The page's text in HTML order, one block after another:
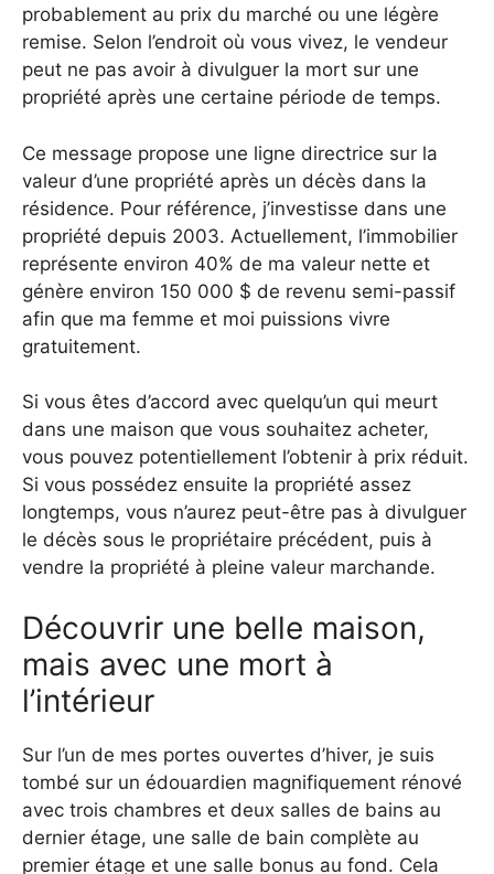
probablement au prix du marché ou une légère
remise. Selon l’endroit où vous vivez, le vendeur
peut ne pas avoir à divulguer la mort sur une
propriété après une certaine période de temps.
Ce message propose une ligne directrice sur la
valeur d’une propriété après un décès dans la
résidence. Pour référence, j’investisse dans une
propriété depuis 2003. Actuellement, l’immobilier
représente environ 40% de ma valeur nette et
génère environ 150 000 $ de revenu semi-passif
afin que ma femme et moi puissions vivre
gratuitement.
Si vous êtes d’accord avec quelqu’un qui meurt
dans une maison que vous souhaitez acheter,
vous pouvez potentiellement l’obtenir à prix réduit.
Si vous possédez ensuite la propriété assez
longtemps, vous n’aurez peut-être pas à divulguer
le décès sous le propriétaire précédent, puis à
vendre la propriété à pleine valeur marchande.
Découvrir une belle maison,
mais avec une mort à
l’intérieur
Sur l’un de mes portes ouvertes d’hiver, je suis
tombé sur un édouardien magnifiquement rénové
avec trois chambres et deux salles de bains au
dernier étage, une salle de bain complète au
premier étage et une salle bonus au fond. Cela